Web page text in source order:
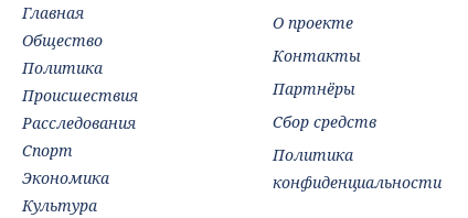
Главная
Общество
Политика
Происшествия
Расследования
Спорт
Экономика
Культура
О проекте
Контакты
Партнёры
Сбор средств
Политика
конфиденциальности